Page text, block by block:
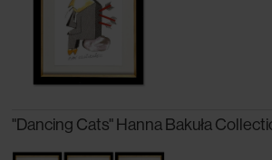
"Dancing Cats" Hanna Bakuła